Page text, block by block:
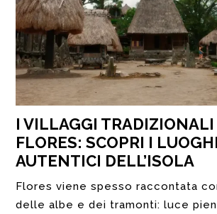
I VILLAGGI TRADIZIONALI
FLORES: SCOPRI I
AUTENTICI DELL’ISOLA
Flores viene spesso raccontata
delle albe e dei tramonti: luce